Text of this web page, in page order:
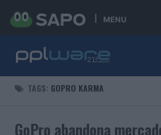
MENU
TAGS: GOPRO KARMA
GoPro abandona